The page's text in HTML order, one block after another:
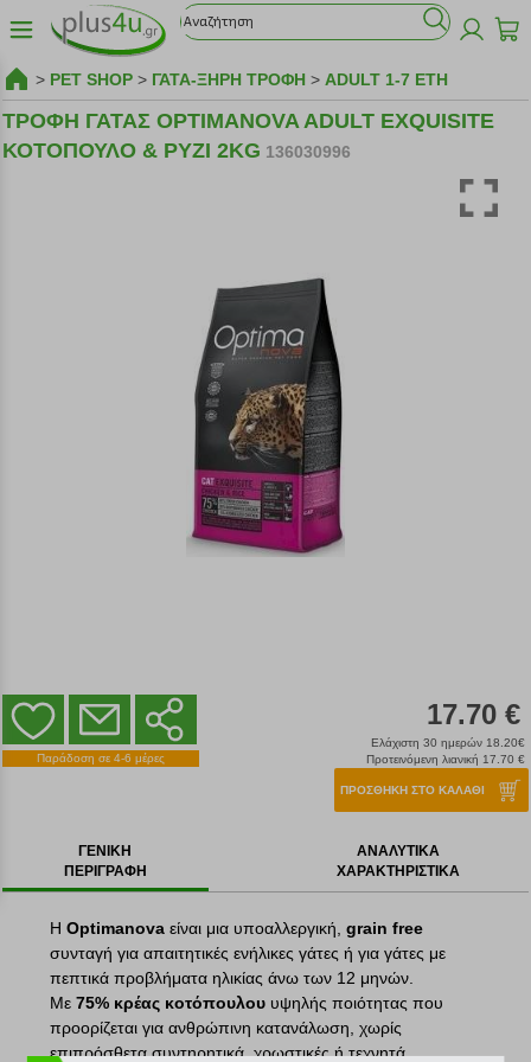
> PET SHOP > ΓΑΤΑ-ΞΗΡΗ ΤΡΟΦΗ > ADULT 1-7 ΕΤΗ
ΤΡΟΦΗ ΓΑΤΑΣ OPTIMANOVA ADULT EXQUISITE
ΚΟΤΟΠΟΥΛΟ & ΡΥΖΙ 2KG 136030996
Παράδοση σε 4-6 μέρες
17.70 €
Ελάχιστη 30 ημερών 18.20€
Προτεινόμενη λιανική 17.70 €
ΠΡΟΣΘΗΚΗ ΣΤΟ ΚΑΛΑΘΙ
ΓΕΝΙΚΗ
ΠΕΡΙΓΡΑΦΗ
ΑΝΑΛΥΤΙΚΑ
ΧΑΡΑΚΤΗΡΙΣΤΙΚΑ
ΗOptimanova είναι μια υποαλλεργική,grain free
συνταγή για απαιτητικές ενήλικες γάτες ή για γάτες με
πεπτικά προβλήματα ηλικίας άνω των 12 μηνών.
Με75% κρέας κοτόπουλου υψηλής ποιότητας που
προορίζεται για ανθρώπινη κατανάλωση, χωρίς
επιπρόσθετα συντηρητικά, χρωστικές ή τεχνητά